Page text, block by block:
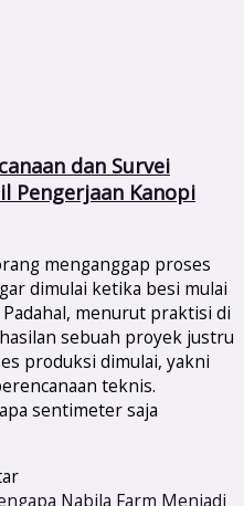
dan Survei
Pengerjaan Kanopi
menganggap proses
dimulai ketika besi mulai
menurut praktisi di
sebuah proyek justru
produksi dimulai, yakni
teknis.
sentimeter saja